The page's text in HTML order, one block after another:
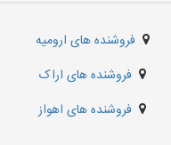
فروشنده های ارومیه
فروشنده های اراک
فروشنده های اهواز